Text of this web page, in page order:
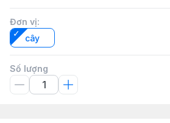
Đơn vị:
cây
Số lượng